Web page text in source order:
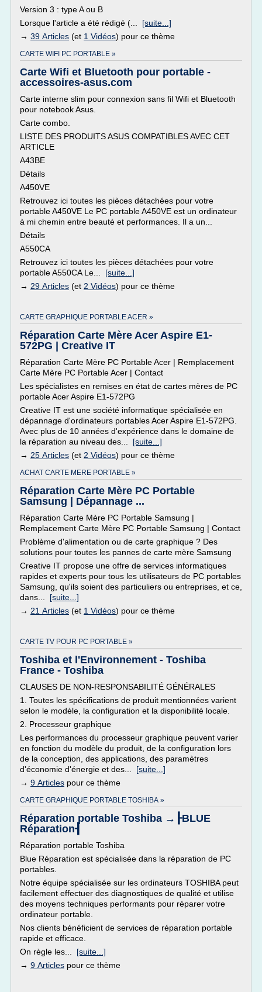
Version 3 : type A ou B
Lorsque l'article a été rédigé (... [suite...]
→ 39 Articles (et 1 Vidéos) pour ce thème
CARTE WIFI PC PORTABLE »
Carte Wifi et Bluetooth pour portable -
accessoires-asus.com
Carte interne slim pour connexion sans fil Wifi et Bluetooth
pour notebook Asus.
Carte combo.
LISTE DES PRODUITS ASUS COMPATIBLES AVEC CET
ARTICLE
A43BE
Détails
A450VE
Retrouvez ici toutes les pièces détachées pour votre
portable A450VE Le PC portable A450VE est un ordinateur
à mi chemin entre beauté et performances. Il a un...
Détails
A550CA
Retrouvez ici toutes les pièces détachées pour votre
portable A550CA Le... [suite...]
→ 29 Articles (et 2 Vidéos) pour ce thème
CARTE GRAPHIQUE PORTABLE ACER »
Réparation Carte Mère Acer Aspire E1-
572PG | Creative IT
Réparation Carte Mère PC Portable Acer | Remplacement
Carte Mère PC Portable Acer | Contact
Les spécialistes en remises en état de cartes mères de PC
portable Acer Aspire E1-572PG
Creative IT est une société informatique spécialisée en
dépannage d'ordinateurs portables Acer Aspire E1-572PG.
Avec plus de 10 années d'expérience dans le domaine de
la réparation au niveau des... [suite...]
→ 25 Articles (et 2 Vidéos) pour ce thème
ACHAT CARTE MERE PORTABLE »
Réparation Carte Mère PC Portable
Samsung | Dépannage ...
Réparation Carte Mère PC Portable Samsung |
Remplacement Carte Mère PC Portable Samsung | Contact
Problème d'alimentation ou de carte graphique ? Des
solutions pour toutes les pannes de carte mère Samsung
Creative IT propose une offre de services informatiques
rapides et experts pour tous les utilisateurs de PC portables
Samsung, qu'ils soient des particuliers ou entreprises, et ce,
dans... [suite...]
→ 21 Articles (et 1 Vidéos) pour ce thème
CARTE TV POUR PC PORTABLE »
Toshiba et l'Environnement - Toshiba
France - Toshiba
CLAUSES DE NON-RESPONSABILITÉ GÉNÉRALES
1. Toutes les spécifications de produit mentionnées varient
selon le modèle, la configuration et la disponibilité locale.
2. Processeur graphique
Les performances du processeur graphique peuvent varier
en fonction du modèle du produit, de la configuration lors
de la conception, des applications, des paramètres
d'économie d'énergie et des... [suite...]
→ 9 Articles pour ce thème
CARTE GRAPHIQUE PORTABLE TOSHIBA »
Réparation portable Toshiba →┠BLUE
Réparation┨
Réparation portable Toshiba
Blue Réparation est spécialisée dans la réparation de PC
portables.
Notre équipe spécialisée sur les ordinateurs TOSHIBA peut
facilement effectuer des diagnostiques de qualité et utilise
des moyens techniques performants pour réparer votre
ordinateur portable.
Nos clients bénéficient de services de réparation portable
rapide et efficace.
On règle les... [suite...]
→ 9 Articles pour ce thème